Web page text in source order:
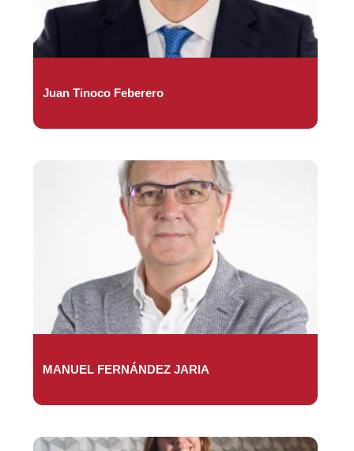
Juan Tinoco Feberero
MANUEL FERNÁNDEZ JARIA